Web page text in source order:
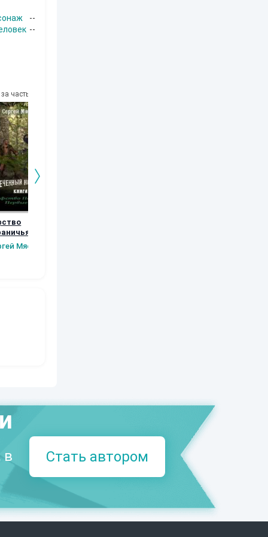
--
--
за часть
шаги.
2
Мясищев
в
Стать автором